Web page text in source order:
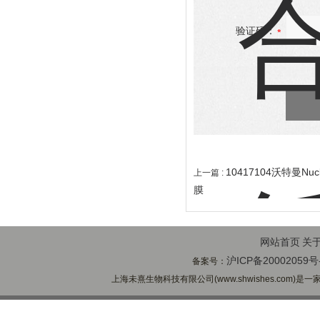
验证码：
上一篇 : 10417104沃特曼
膜
网站首页 关
备案号：沪ICP备20002059
上海未熹生物科技有限公司(www.shwishes.com)是一